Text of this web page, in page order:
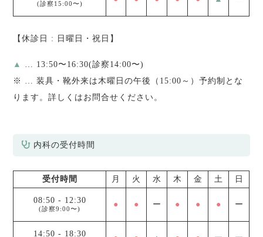
(診察15:00〜)
【休診日 : 日曜日・祝日】
▲
… 13:50〜16:30(診察14:00〜)
※ … 装具・靴外来は木曜日の午後（15:00～）予約制とな
ります。詳しくはお問合せください。
内科の受付時間
受付時間 月 火 水 木 金 土 日
08:50 - 12:30
(診察9:00〜) ● ● ー ● ● ● ー
14:50 - 18:30